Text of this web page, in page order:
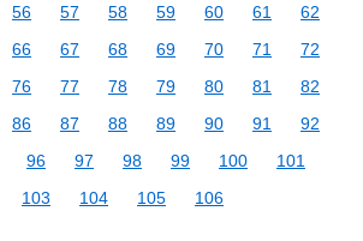
56 57 58 59 60 61
62
66 67 68 69 70 71
72
76 77 78 79 80 81
82
86 87 88 89 90 91
92
96 97 98 99 100
101
103 104 105 106